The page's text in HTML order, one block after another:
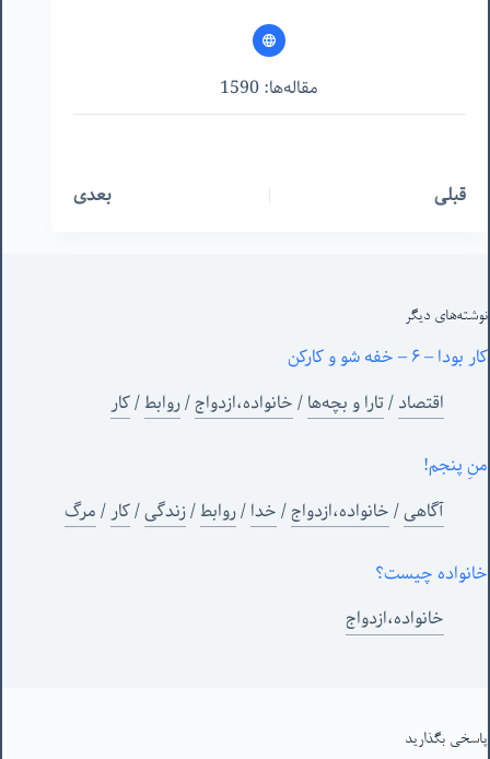
مقاله‌ها: 1590
قبلی بعدی
نوشته‌های‌ دیگر
کار بودا – ۶ – خفه شو و کارکن
اقتصاد/تارا و بچه‌ها/خانواده،ازدواج/روابط/کار
منِ پنجم!
آگاهی/خانواده،ازدواج/خدا/روابط/زندگی/کار/مرگ
خانواده چیست؟
خانواده،ازدواج
پاسخی بگذارید